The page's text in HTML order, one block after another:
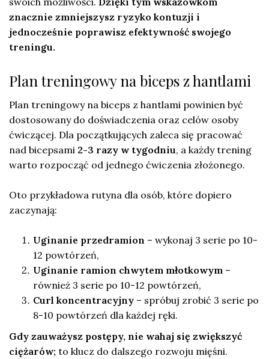
znacznie zmniejszysz ryzyko kontuzji i
jednocześnie poprawisz efektywność swojego
treningu.
Plan treningowy na biceps z hantlami
Plan treningowy na biceps z hantlami powinien być
dostosowany do doświadczenia oraz celów osoby
ćwiczącej. Dla początkujących zaleca się pracować
nad bicepsami 2-3 razy w tygodniu, a każdy trening
warto rozpocząć od jednego ćwiczenia złożonego.
Oto przykładowa rutyna dla osób, które dopiero
zaczynają:
Uginanie przedramion – wykonaj 3 serie po 10-
12 powtórzeń,
Uginanie ramion chwytem młotkowym –
również 3 serie po 10-12 powtórzeń,
Curl koncentracyjny – spróbuj zrobić 3 serie po
8-10 powtórzeń dla każdej ręki.
Gdy zauważysz postępy, nie wahaj się zwiększyć
ciężarów; to klucz do dalszego rozwoju mięśni.